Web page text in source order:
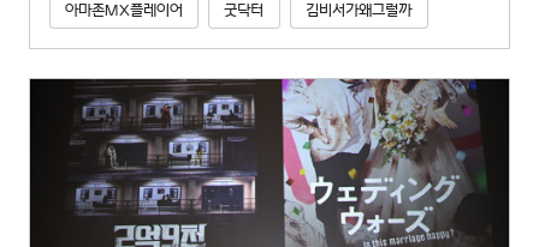
아마존MX플레이어 굿닥터 김비서가왜그럴까